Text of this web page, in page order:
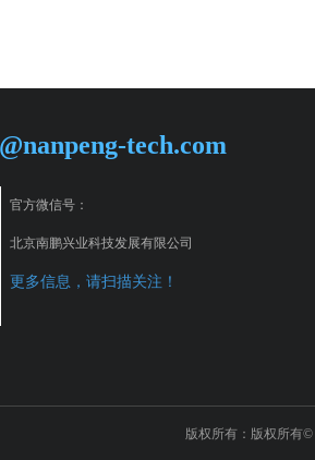
tech.com
官方微信号：
北京南鹏兴业科技发展有限公司
更多信息，请扫描关注！
版权所有：版权所有